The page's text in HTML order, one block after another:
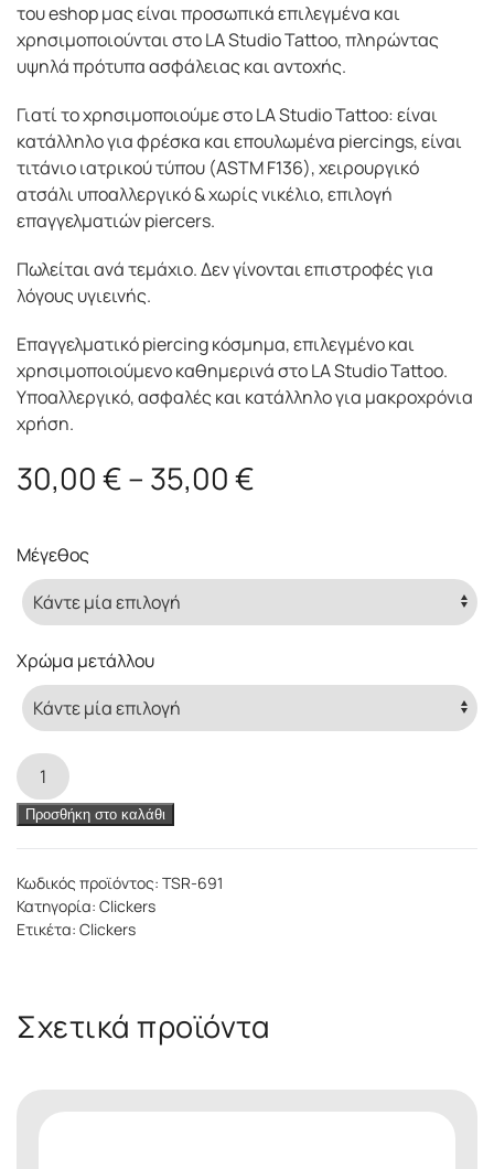
του eshop μας είναι προσωπικά επιλεγμένα και
χρησιμοποιούνται στο LA Studio Tattoo, πληρώντας
υψηλά πρότυπα ασφάλειας και αντοχής.
Γιατί το χρησιμοποιούμε στο LA Studio Tattoo: είναι
κατάλληλο για φρέσκα και επουλωμένα piercings, είναι
τιτάνιο ιατρικού τύπου (ASTM F136), χειρουργικό
ατσάλι υποαλλεργικό & χωρίς νικέλιο, επιλογή
επαγγελματιών piercers.
Πωλείται ανά τεμάχιο. Δεν γίνονται επιστροφές για
λόγους υγιεινής.
Επαγγελματικό piercing κόσμημα, επιλεγμένο και
χρησιμοποιούμενο καθημερινά στο LA Studio Tattoo.
Υποαλλεργικό, ασφαλές και κατάλληλο για μακροχρόνια
χρήση.
30,00€– 35,00€
through
35,00 €
Μέγεθος
Χρώμα μετάλλου
Seraphyne
Clicker
ποσότητα
Προσθήκη στο καλάθι
Κωδικός προϊόντος: TSR-691
Κατηγορία: Clickers
Ετικέτα: Clickers
Σχετικά προϊόντα